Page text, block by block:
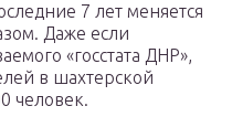
7 лет меняется
Даже если
«госстата ДНР»,
в шахтерской
человек.